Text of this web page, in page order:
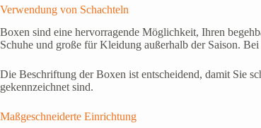
Verwendung von Schachteln
Boxen sind eine hervorragende Möglichkeit, Ihren
Schuhe und große für Kleidung außerhalb der Saison.
Die Beschriftung der Boxen ist entscheidend, damit Sie
gekennzeichnet sind.
Maßgeschneiderte Einrichtung